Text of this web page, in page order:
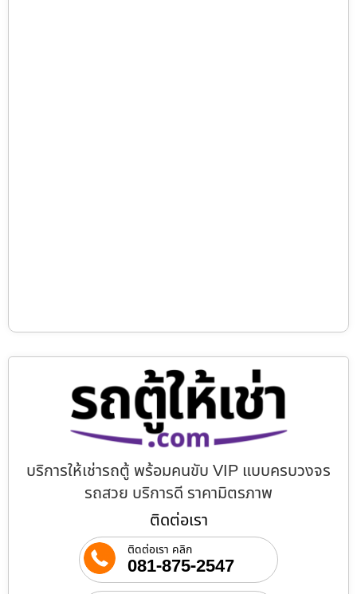
บริการให้เช่ารถตู้ พร้อมคนขับ VIP แบบครบวงจร
รถสวย บริการดี ราคามิตรภาพ
ติดต่อเรา
ติดต่อเรา คลิก
081-875-2547